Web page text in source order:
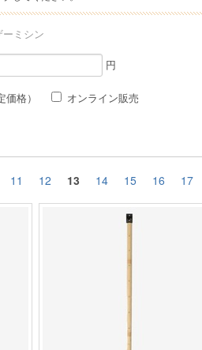
ミシン
円
価格） オンライン販売
11 12 13 14 15 16 17